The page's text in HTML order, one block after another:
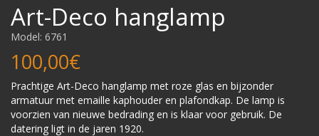
Art-Deco hanglamp
Model: 6761
100,00€
Prachtige Art-Deco hanglamp met roze glas en bijzonder
armatuur met emaille kaphouder en plafondkap. De lamp is
voorzien van nieuwe bedrading en is klaar voor gebruik. De
datering ligt in de jaren 1920.